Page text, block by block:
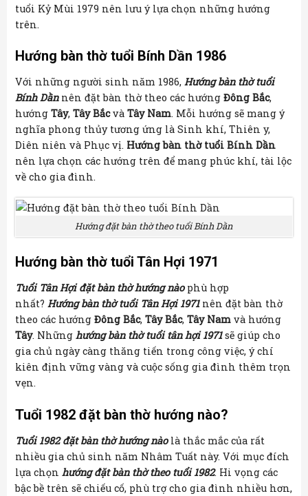
tuổi Kỷ Mùi 1979 nên lưu ý lựa chọn những hướng
trên.
Hướng bàn thờ tuổi Bính Dần 1986
Với những người sinh năm 1986, Hướng bàn thờ tuổi
Bính Dầnnên đặt bàn thờ theo các hướng Đông Bắc,
hướng Tây, Tây Bắcvà Tây Nam. Mỗi hướng sẽ mang ý
nghĩa phong thủy tương ứng là Sinh khí, Thiên y,
Diên niên và Phục vị. Hướng bàn thờ tuổi Bính Dần
nên lựa chọn các hướng trên để mang phúc khí, tài lộc
về cho gia đình.
Hướng đặt bàn thờ theo tuổi Bính Dần
Hướng bàn thờ tuổi Tân Hợi 1971
Tuổi Tân Hợi đặt bàn thờ hướng nàophù hợp
nhất? Hướng bàn thờ tuổi Tân Hợi 1971nên đặt bàn thờ
theo các hướng Đông Bắc, Tây Bắc, Tây Nam và hướng
Tây. Những hướng bàn thờ tuổi tân hợi 1971sẽ giúp cho
gia chủ ngày càng thăng tiến trong công việc, ý chí
kiên định vững vàng và cuộc sống gia đình thêm trọn
vẹn.
Tuổi 1982 đặt bàn thờ hướng nào?
Tuổi 1982 đặt bàn thờ hướng nàolà thắc mắc của rất
nhiều gia chủ sinh năm Nhâm Tuất này. Với mục đích
lựa chọn hướng đặt bàn thờ theo tuổi 1982. Hi vọng các
bậc bề trên sẽ chiếu cố, phù trợ cho gia đình nhiều hơn,